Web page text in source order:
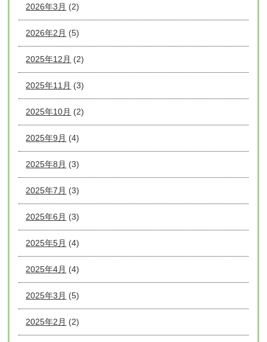
2026年3月 (2)
2026年2月 (5)
2025年12月 (2)
2025年11月 (3)
2025年10月 (2)
2025年9月 (4)
2025年8月 (3)
2025年7月 (3)
2025年6月 (3)
2025年5月 (4)
2025年4月 (4)
2025年3月 (5)
2025年2月 (2)